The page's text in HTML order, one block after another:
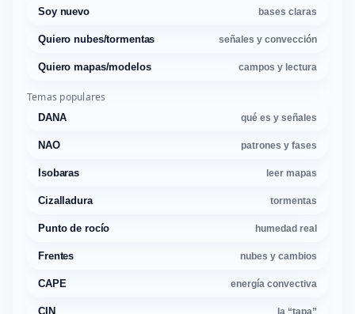
Soy nuevo bases claras
Quiero nubes/tormentas señales y convección
Quiero mapas/modelos campos y lectura
Temas populares
DANA qué es y señales
NAO patrones y fases
Isobaras leer mapas
Cizalladura tormentas
Punto de rocío humedad real
Frentes nubes y cambios
CAPE energía convectiva
CIN la “tapa”